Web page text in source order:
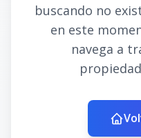
buscando no
en este
navega a